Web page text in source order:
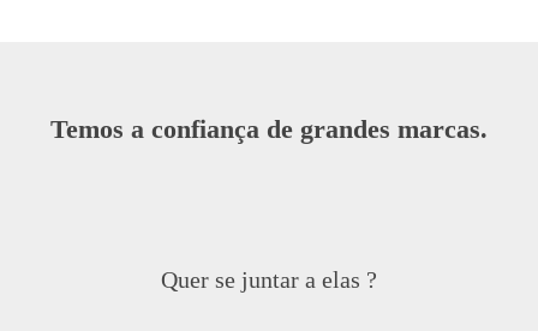
Temos a confiança de grandes marcas.
Quer se juntar a elas ?